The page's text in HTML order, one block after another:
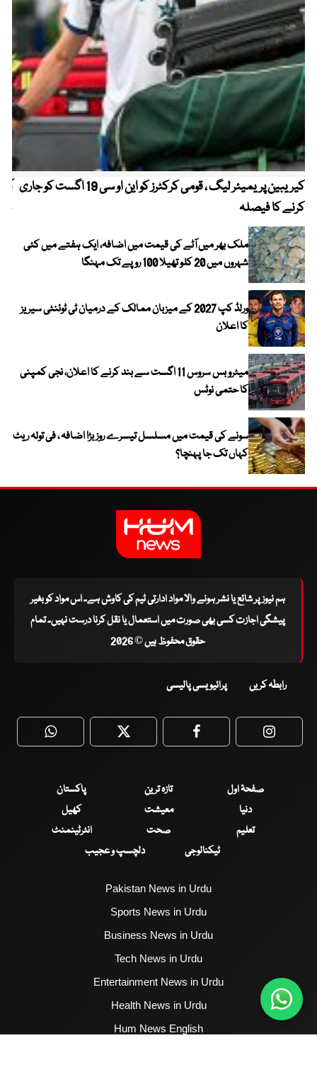
کیریبین پریمیئر لیگ ، قومی کرکٹرز کو این او سی 19 اگست کو جاری
کرنے کا فیصلہ
ملک بھر میں آٹے کی قیمت میں اضافہ، ایک ہفتے میں کئی
شہروں میں 20 کلو تھیلا 100 روپے تک مہنگا
ورلڈ کپ 2027 کے میزبان ممالک کے درمیان ٹی ٹوئنٹی سیریز
کا اعلان
میٹرو بس سروس 11 اگست سے بند کرنے کا اعلان، نجی کمپنی
کا حتمی نوٹس
سونے کی قیمت میں مسلسل تیسرے روز بڑا اضافہ ، فی تولہ ریٹ
کہاں تک جا پہنچا؟
ہم نیوز پر شائع یا نشر ہونے والا مواد ادارتی ٹیم کی کاوش ہے۔ اس مواد کو بغیر
پیشگی اجازت کسی بھی صورت میں استعمال یا نقل کرنا درست نہیں۔ تمام
حقوق محفوظ ہیں © 2026
رابطہ کریں پرائیویسی پالیسی
WhatsApp Twitter Facebook
صفحۂ اول تازہ ترین
پاکستان
دنیا
معیشت
کھیل
تعلیم
صحت
انٹرٹینمنٹ
ٹیکنالوجی
دلچسپ و عجیب
Pakistan News in Urdu
Sports News in Urdu
Business News in Urdu
Tech News in Urdu
Entertainment News in Urdu
Health News in Urdu
Hum News English